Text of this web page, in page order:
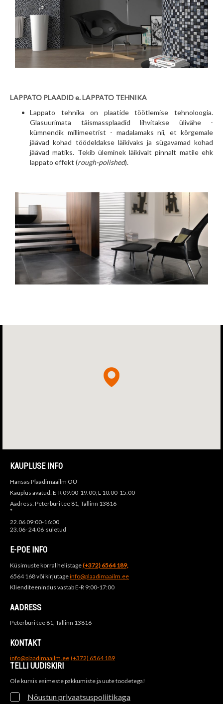
LAPPATO PLAADID e. LAPPATO TEHNIKA
Lappato tehnika on plaatide töötlemise tehnoloogia.
Glasuurimata täismassplaadid lihvitakse ülivähe -
kümnendik millimeetrist - madalamaks nii, et kõrgemale
jäävad kohad töödeldakse läikivaks ja sügavamad kohad
jäävad matiks. Tekib üleminek läikivalt pinnalt matile ehk
lappato effekt (rough-polished).
KAUPLUSE INFO
Hansas Plaadimaailm OÜ
Kauplus avatud: E-R 09:00-19.00; L 10.00-15.00
Aadress: Peterburi tee 81, Tallinn 13816
*
22.06 09:00-16:00
23.06- 24.06 suletud
E-POE INFO
Küsimuste korral helistage(+372) 6564 189,
6564 168 või kirjutageinfo@plaadimaailm.ee
Klienditeenindus vastab E-R 9:00-17:00
AADRESS
Peterburi tee 81, Tallinn 13816
KONTAKT
info@plaadimaailm.ee (+372) 6564 189
TELLI UUDISKIRI
Ole kursis esimeste pakkumiste ja uute toodetega!
Nõustun privaatsuspoliitikaga